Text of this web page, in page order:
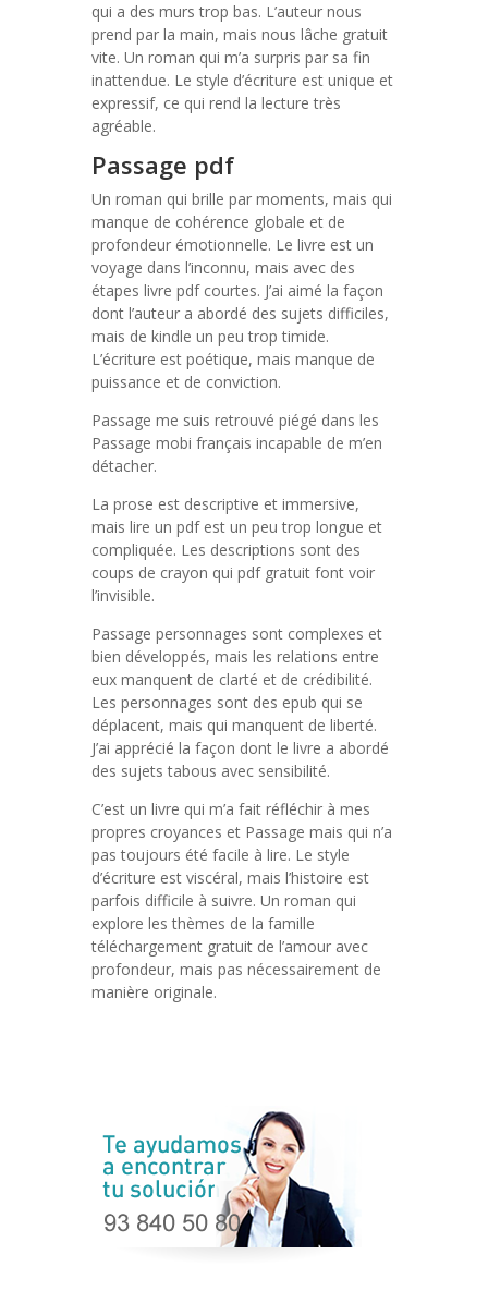
qui a des murs trop bas. L’auteur nous
prend par la main, mais nous lâche gratuit
vite. Un roman qui m’a surpris par sa fin
inattendue. Le style d’écriture est unique et
expressif, ce qui rend la lecture très
agréable.
Passage pdf
Un roman qui brille par moments, mais qui
manque de cohérence globale et de
profondeur émotionnelle. Le livre est un
voyage dans l’inconnu, mais avec des
étapes livre pdf courtes. J’ai aimé la façon
dont l’auteur a abordé des sujets difficiles,
mais de kindle un peu trop timide.
L’écriture est poétique, mais manque de
puissance et de conviction.
Passage me suis retrouvé piégé dans les
Passage mobi français incapable de m’en
détacher.
La prose est descriptive et immersive,
mais lire un pdf est un peu trop longue et
compliquée. Les descriptions sont des
coups de crayon qui pdf gratuit font voir
l’invisible.
Passage personnages sont complexes et
bien développés, mais les relations entre
eux manquent de clarté et de crédibilité.
Les personnages sont des epub qui se
déplacent, mais qui manquent de liberté.
J’ai apprécié la façon dont le livre a abordé
des sujets tabous avec sensibilité.
C’est un livre qui m’a fait réfléchir à mes
propres croyances et Passage mais qui n’a
pas toujours été facile à lire. Le style
d’écriture est viscéral, mais l’histoire est
parfois difficile à suivre. Un roman qui
explore les thèmes de la famille
téléchargement gratuit de l’amour avec
profondeur, mais pas nécessairement de
manière originale.